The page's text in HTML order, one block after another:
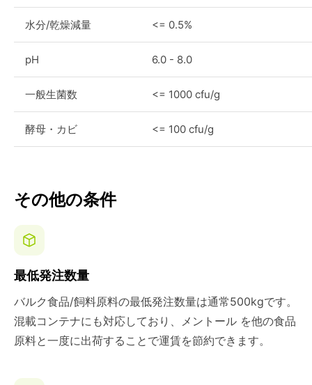
水分/乾燥減量 <= 0.5%
pH 6.0 - 8.0
一般生菌数 <= 1000 cfu/g
酵母・カビ <= 100 cfu/g
その他の条件
最低発注数量
バルク食品/飼料原料の最低発注数量は通常500kgです。
混載コンテナにも対応しており、メントール を他の食品
原料と一度に出荷することで運賃を節約できます。